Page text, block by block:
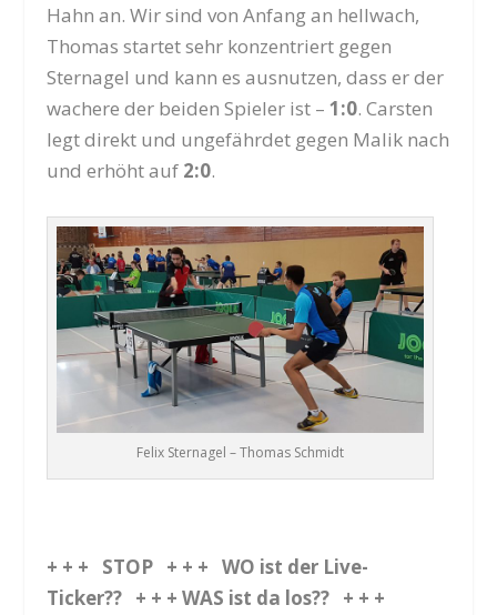
Hahn an. Wir sind von Anfang an hellwach,
Thomas startet sehr konzentriert gegen
Sternagel und kann es ausnutzen, dass er der
wachere der beiden Spieler ist –1:0. Carsten
legt direkt und ungefährdet gegen Malik nach
und erhöht auf 2:0.
Felix Sternagel – Thomas Schmidt
+ + + STOP + + + WO ist der Live-
Ticker?? + + + WAS ist da los?? + + +